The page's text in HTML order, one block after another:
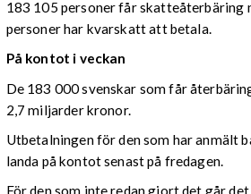
183 105 personer får skatteåterbäring
personer har kvarskatt att betala.
På kontot i veckan
De 183 000 svenskar som får
2,7 miljarder kronor.
Utbetalningen för den som har anmält
landa på kontot senast på fredagen.
För den som inte redan gjort det går